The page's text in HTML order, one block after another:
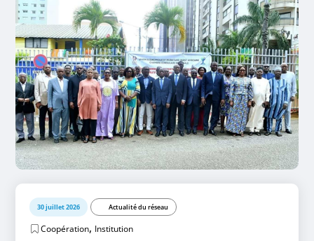
30 juillet 2026 Actualité du réseau
Coopération, Institution